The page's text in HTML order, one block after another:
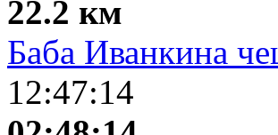
22.2 км
Баба Иванкина
12:47:14